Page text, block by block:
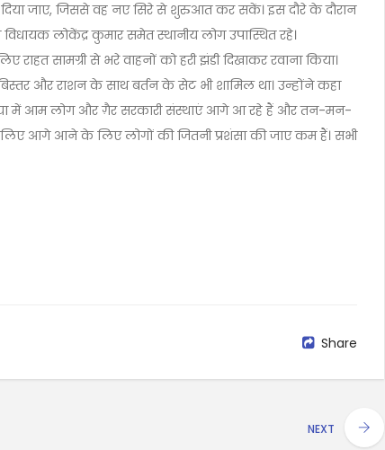
दिया जाए, जिससे वह नए सिरे से शुरुआत कर सकें। इस दौरे के दौरान
लोकेंद्र कुमार समेत स्थानीय लोग उपास्थित रहे।
राहत सामग्री से भरे वाहनों को हरी झंडी दिखाकर रवाना किया।
और राशन के साथ बर्तन के सेट भी शामिल था। उन्होंने कहा
में आम लोग और ग़ैर सरकारी संस्थाएं आगे आ रहे हैं और तन-मन-
आगे आने के लिए लोगों की जितनी प्रशंसा की जाए कम हैं। सभी
Share
NEXT